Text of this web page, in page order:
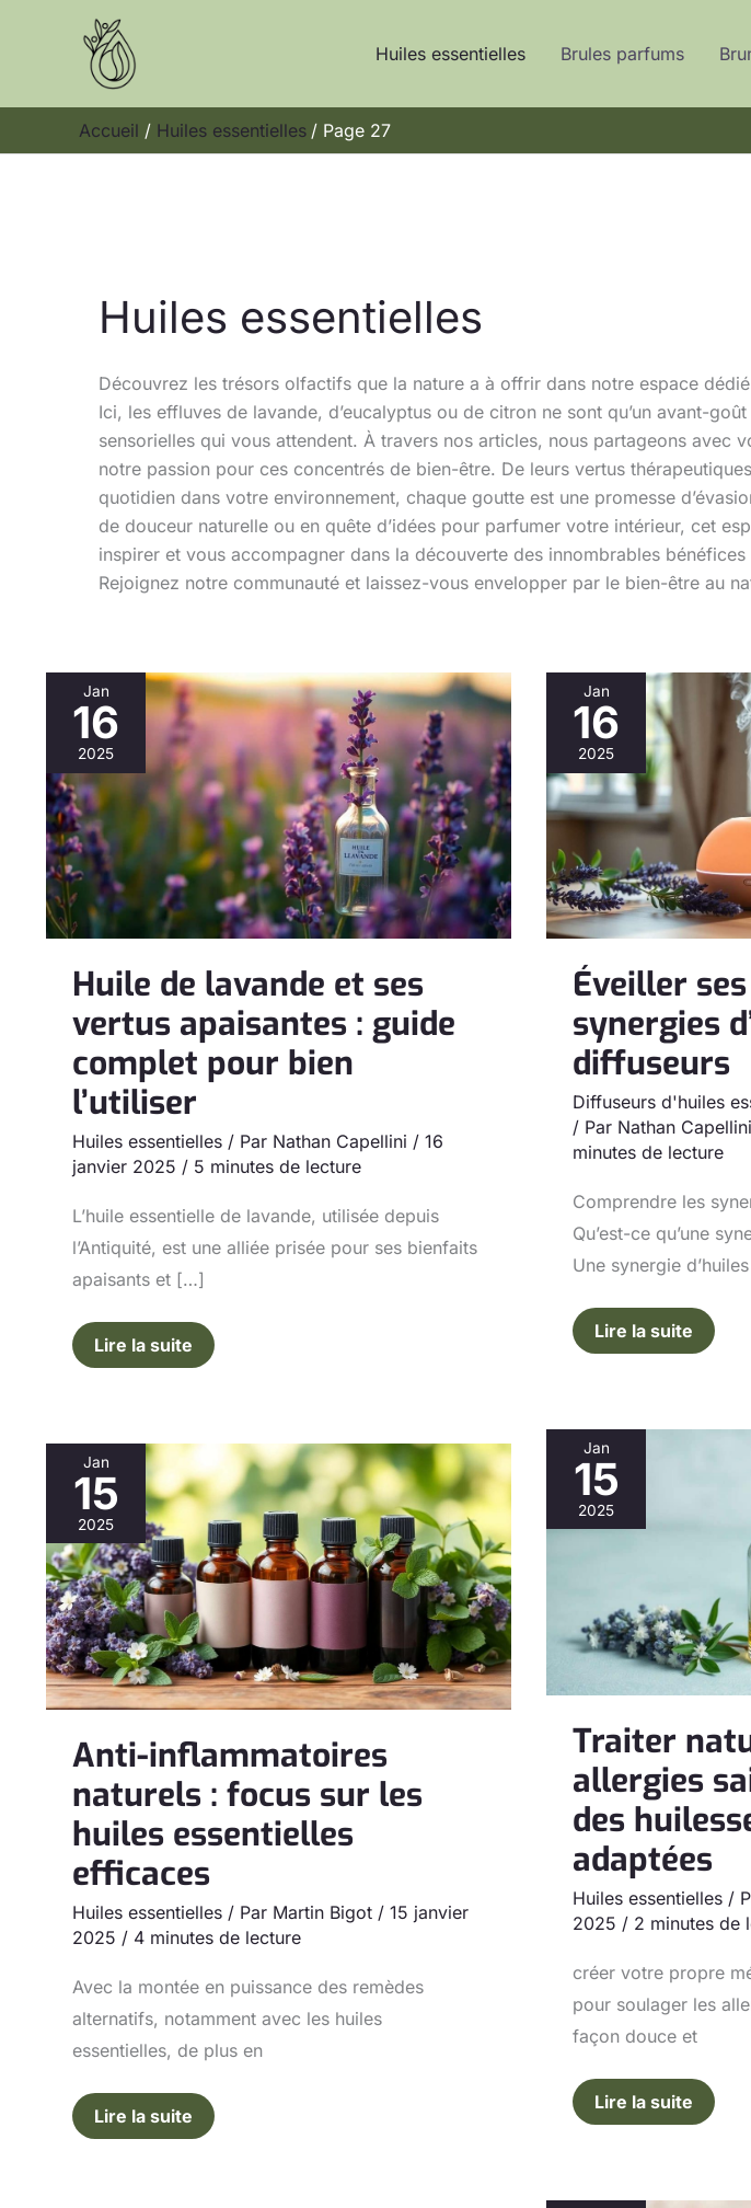
Huiles essentielles Brules parfums
Accueil Huiles essentielles Page 27
Huiles essentielles
Découvrez les trésors olfactifs que la nature a à offrir dans notre espace
Ici, les effluves de lavande, d’eucalyptus ou de citron ne sont qu’un avant-
sensorielles qui vous attendent. À travers nos articles, nous partageons avec
notre passion pour ces concentrés de bien-être. De leurs vertus
quotidien dans votre environnement, chaque goutte est une promesse
de douceur naturelle ou en quête d’idées pour parfumer votre intérieur, cet
inspirer et vous accompagner dans la découverte des innombrables bénéfices
Rejoignez notre communauté et laissez-vous envelopper par le bien-être au
Jan
16
2025
Huile de lavande et ses
vertus apaisantes : guide
complet pour bien
l’utiliser
Huiles essentielles / Par Nathan Capellini / 16
janvier 2025 / 5 minutes de lecture
L’huile essentielle de lavande, utilisée depuis
l’Antiquité, est une alliée prisée pour ses bienfaits
apaisants et […]
Huile
de
lavande
et
ses
vertus
apaisantes
:
guide
complet
bien
l’utiliser
Lire la suite
Jan
16
2025
Éveiller
synergies
diffuseurs
Diffuseurs d'huiles
/ Par Nathan Capellini
minutes de lecture
Comprendre les
Qu’est-ce qu’une
Une synergie
Éveiller
ses
sens
avec
les
synergies
d’huiles
pour
diffuseurs
Lire la suite
Jan
15
2025
Traiter
allergies
des
adaptées
Huiles essentielles /
2025 / 2 minutes de
créer votre propre
pour soulager les
façon douce et
Traiter
naturellement
les
des
huilessessentials
adaptées
Lire la suite
Jan
15
2025
Anti-inflammatoires
naturels : focus sur les
huiles essentielles
efficaces
Huiles essentielles / Par Martin Bigot / 15 janvier
2025 / 4 minutes de lecture
Avec la montée en puissance des remèdes
alternatifs, notamment avec les huiles
essentielles, de plus en
Anti-
inflammatoires
naturels
:
focus
sur
les
huiles
essentielles
efficaces
Lire la suite